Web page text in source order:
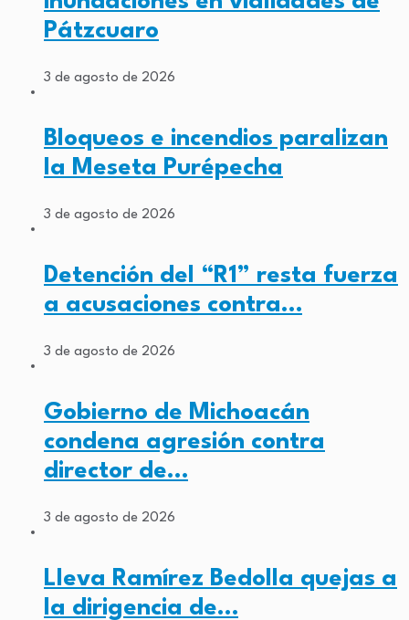
Pátzcuaro
3 de agosto de 2026
Bloqueos e incendios paralizan
la Meseta Purépecha
3 de agosto de 2026
Detención del “R1” resta fuerza
a acusaciones contra…
3 de agosto de 2026
Gobierno de Michoacán
condena agresión contra
director de…
3 de agosto de 2026
Lleva Ramírez Bedolla quejas a
la dirigencia de…